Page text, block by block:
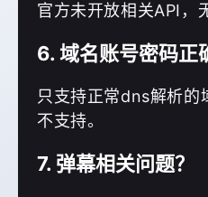
官方未开放相关API，
6. 域名账号密码正
只支持正常dns解析的
不支持。
7. 弹幕相关问题？